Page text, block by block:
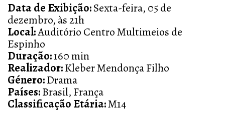
Data de Exibição:Sexta-feira, 05 de
dezembro, às 21h
Local:Auditório Centro Multimeios de
Espinho
Duração:160 min
Realizador:Kleber Mendonça Filho
Género:Drama
Países:Brasil, França
Classificação Etária:M14